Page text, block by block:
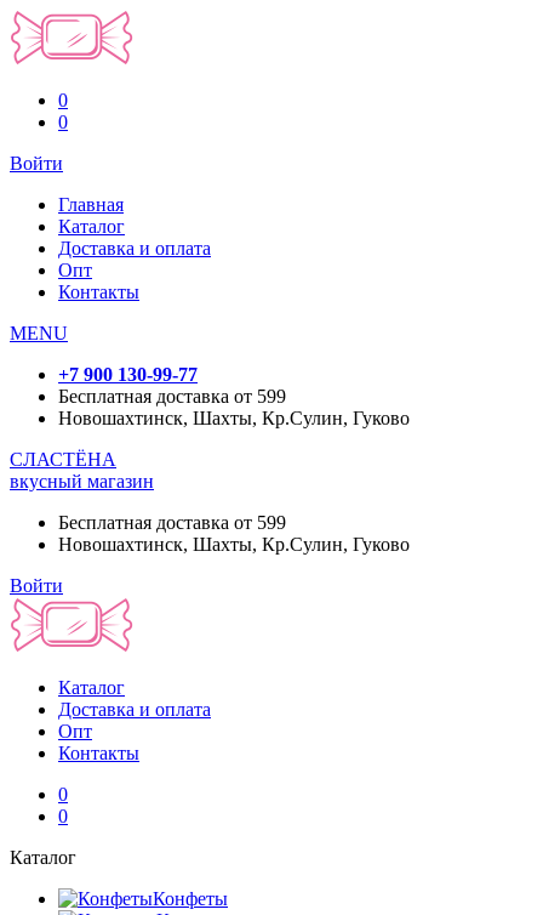
0
0
Войти
Главная
Каталог
Доставка и оплата
Опт
Контакты
MENU
+7 900 130-99-77
Бесплатная доставка от 599
Новошахтинск, Шахты, Кр.Сулин, Гуково
СЛАСТЁНА
вкусный магазин
Бесплатная доставка от 599
Новошахтинск, Шахты, Кр.Сулин, Гуково
Войти
Каталог
Доставка и оплата
Опт
Контакты
0
0
Каталог
Конфеты